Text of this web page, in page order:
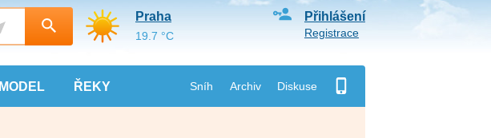
MODEL ŘEKY Sníh Archiv Diskuse
Přihlášení
Registrace
Praha
19.7 °C